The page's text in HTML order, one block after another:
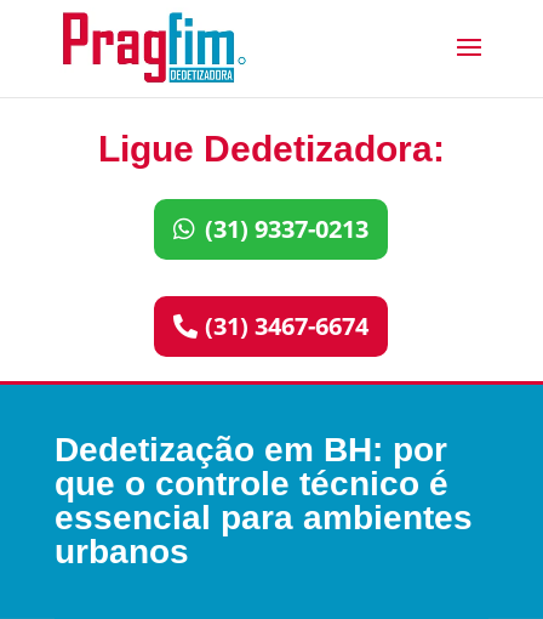
Ligue Dedetizadora:
(31) 9337-0213
(31) 3467-6674
Dedetização em BH: por
que o controle técnico é
essencial para ambientes
urbanos